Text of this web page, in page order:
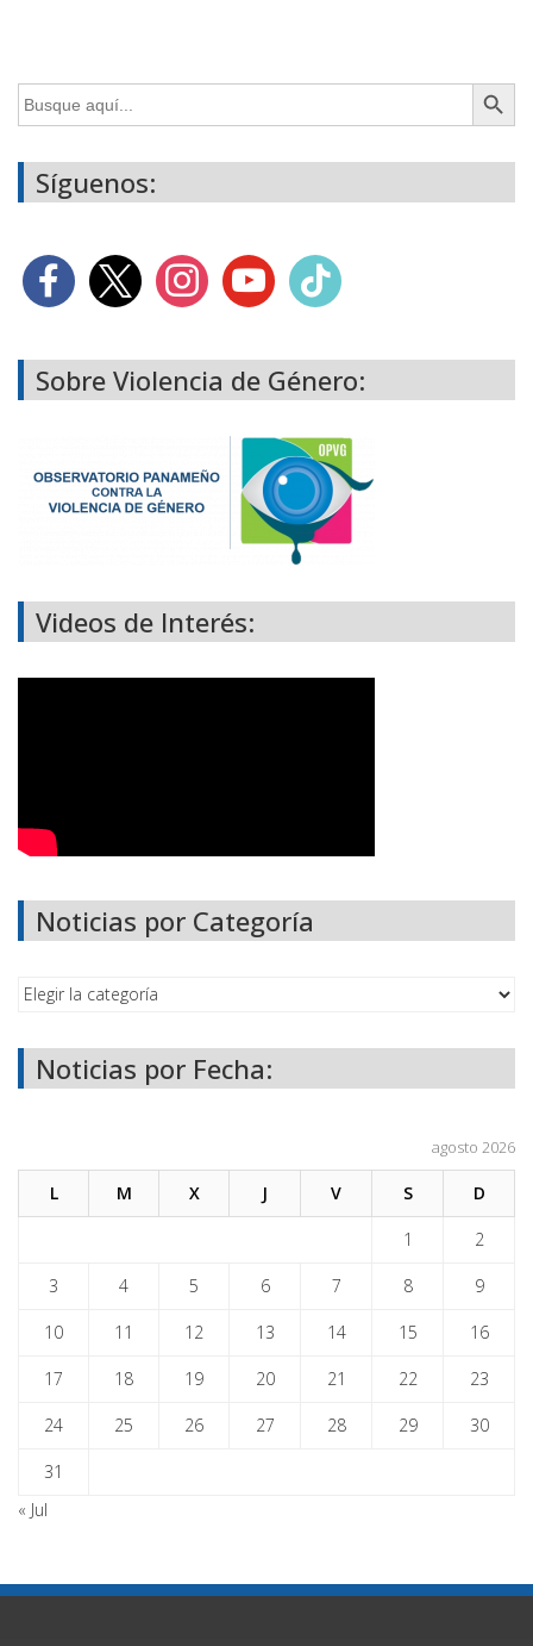
Buscar: Botón de
Síguenos:
Sobre Violencia de Género:
Videos de Interés:
Noticias por Categoría
Noticias por Fecha:
agosto 2026
L M X J V S D
1 2
3 4 5 6 7 8 9
10 11 12 13 14 15 16
17 18 19 20 21 22 23
24 25 26 27 28 29 30
31
« Jul